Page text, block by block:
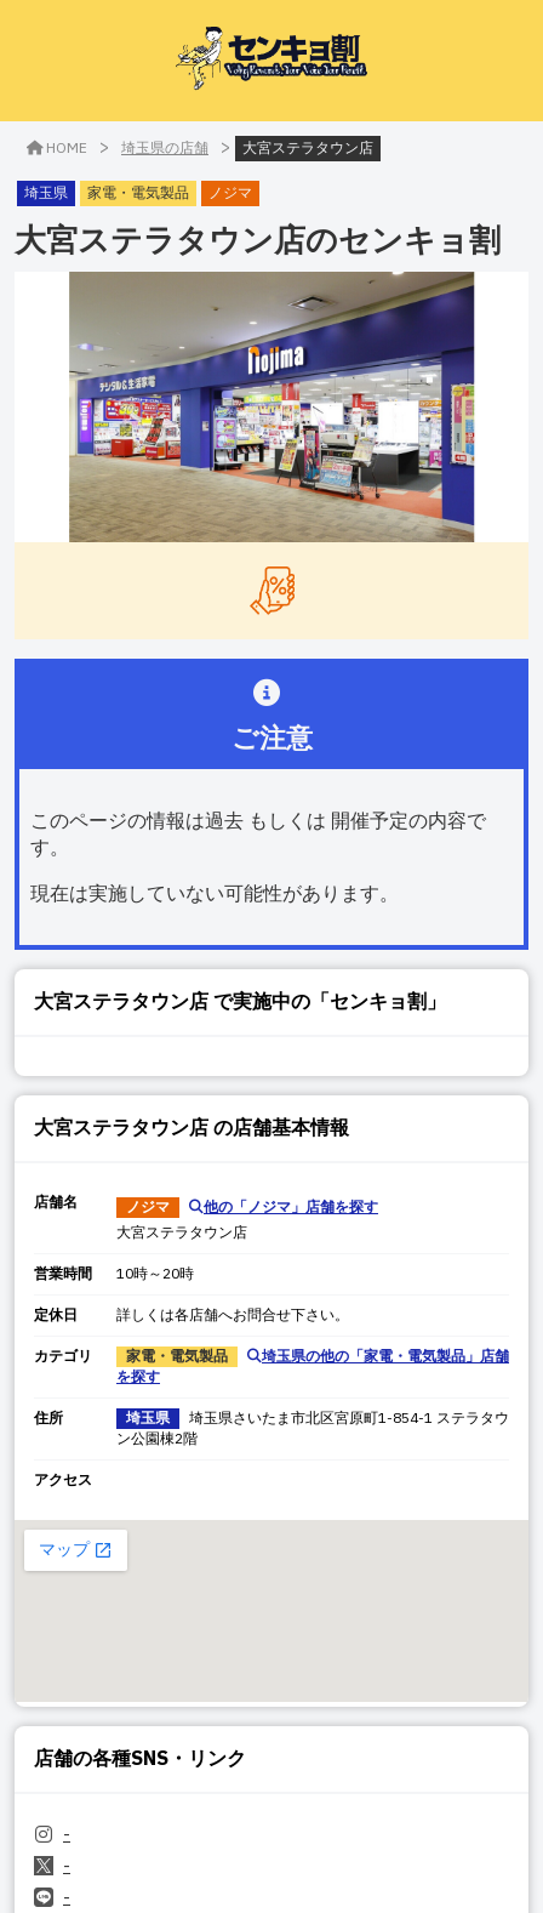
HOME > 埼玉県の店舗 > 大宮ステラタウン店
埼玉県 家電・電気製品 ノジマ
大宮ステラタウン店のセンキョ割
ご注意
このページの情報は過去 もしくは 開催予定の内容で
す。
現在は実施していない可能性があります。
大宮ステラタウン店 で実施中の「センキョ割」
大宮ステラタウン店 の店舗基本情報
店舗名 ノジマ 他の「 ノジマ 」店舗を探す
大宮ステラタウン店
営業時間 10時～20時
定休日 詳しくは各店舗へお問合せ下さい。
カテゴリ 家電・電気製品 埼玉県の他の「家電・電気製品 」店舗
を探す
住所 埼玉県 埼玉県さいたま市北区宮原町1-854-1 ステラタウ
ン公園棟2階
アクセス
店舗の各種SNS・リンク
-
-
-